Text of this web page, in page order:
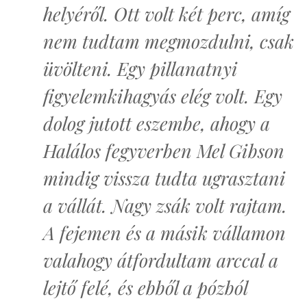
helyéről. Ott volt két perc, amíg
nem tudtam megmozdulni, csak
üvölteni. Egy pillanatnyi
figyelemkihagyás elég volt. Egy
dolog jutott eszembe, ahogy a
Halálos fegyverben Mel Gibson
mindig vissza tudta ugrasztani
a vállát. Nagy zsák volt rajtam.
A fejemen és a másik vállamon
valahogy átfordultam arccal a
lejtő felé, és ebből a pózból